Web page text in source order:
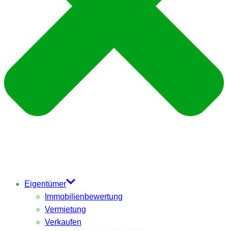
Eigentümer
Immobilienbewertung
Vermietung
Verkaufen